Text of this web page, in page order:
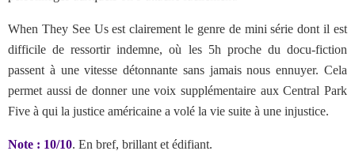
When They See Us est clairement le genre de mini série dont il est
difficile de ressortir indemne, où les 5h proche du docu-fiction
passent à une vitesse détonnante sans jamais nous ennuyer. Cela
permet aussi de donner une voix supplémentaire aux Central Park
Five à qui la justice américaine a volé la vie suite à une injustice.
Note : 10/10. En bref, brillant et édifiant.